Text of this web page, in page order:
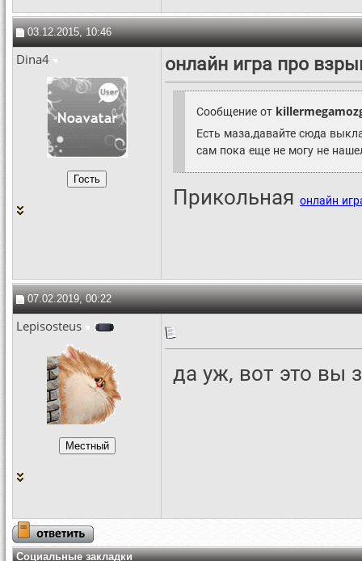
03.12.2015, 10:46
Dina4 онлайн игра про
Сообщение от
Есть маза,давайте сюда
сам пока еще не могу не
Прикольная онлайн
07.02.2019, 00:22
Lepisosteus
да уж, вот это вы
Социальные закладки